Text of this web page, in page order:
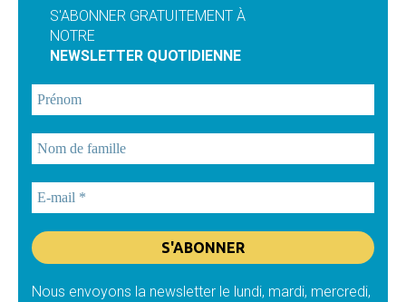
S'ABONNER GRATUITEMENT À
NOTRE
NEWSLETTER QUOTIDIENNE
Nous envoyons la newsletter le lundi, mardi, mercredi,